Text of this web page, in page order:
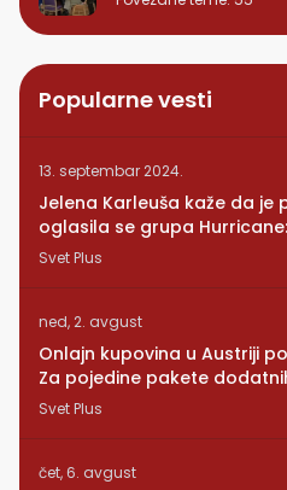
Popularne vesti
13. septembar 2024.
Jelena Karleuša kaže da je
oglasila se grupa
RUNDE je naša!
Svet Plus
ned, 2. avgust
Onlajn kupovina u Austriji
Za pojedine pakete
Svet Plus
čet, 6. avgust